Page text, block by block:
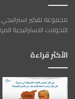
مجموعة تفكير
التحولات الاستراتيجية
الأكثر قراءة